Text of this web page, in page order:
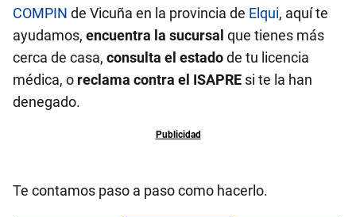
COMPIN de Vicuña en la provincia de Elqui, aquí te
ayudamos, encuentra la sucursal que tienes más
cerca de casa, consulta el estadode tu licencia
médica, o reclama contra el ISAPRE si te la han
denegado.
Te contamos paso a paso como hacerlo.